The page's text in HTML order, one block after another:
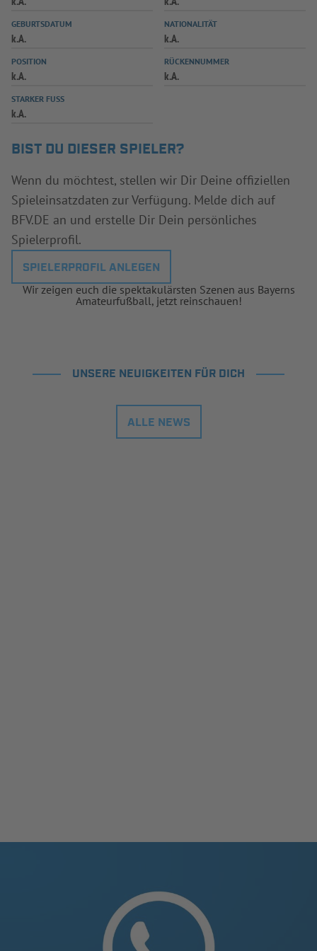
SPIELPLUS
GEBURTSDATUM
k.A.
NATIONALITÄT
k.A.
POSITION
k.A.
RÜCKENNUMMER
k.A.
STARKER FUSS
k.A.
BIST DU DIESER SPIELER?
Wenn du möchtest, stellen wir Dir Deine offiziellen
Spieleinsatzdaten zur Verfügung. Melde dich auf
BFV.DE an und erstelle Dir Dein persönliches
Spielerprofil.
SPIELERPROFIL ANLEGEN
Wir zeigen euch die spektakulärsten Szenen aus Bayerns
Amateurfußball, jetzt reinschauen!
UNSERE NEUIGKEITEN FÜR DICH
ALLE NEWS